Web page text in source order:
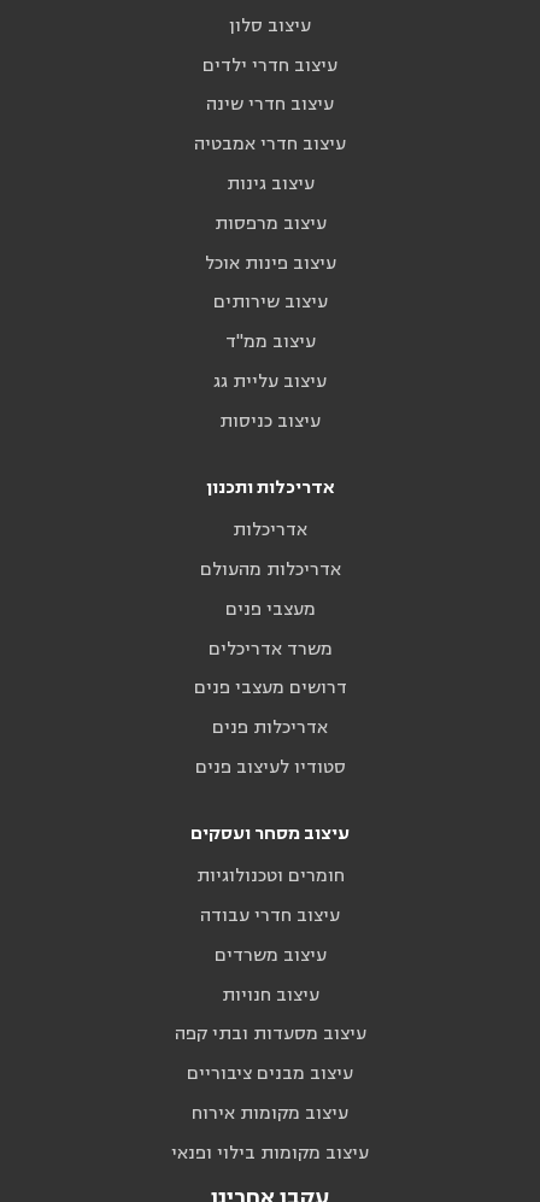
עיצוב סלון
עיצוב חדרי ילדים
עיצוב חדרי שינה
עיצוב חדרי אמבטיה
עיצוב גינות
עיצוב מרפסות
עיצוב פינות אוכל
עיצוב שירותים
עיצוב ממ"ד
עיצוב עליית גג
עיצוב כניסות
אדריכלות ותכנון
אדריכלות
אדריכלות מהעולם
מעצבי פנים
משרד אדריכלים
דרושים מעצבי פנים
אדריכלות פנים
סטודיו לעיצוב פנים
עיצוב מסחר ועסקים
חומרים וטכנולוגיות
עיצוב חדרי עבודה
עיצוב משרדים
עיצוב חנויות
עיצוב מסעדות ובתי קפה
עיצוב מבנים ציבוריים
עיצוב מקומות אירוח
עיצוב מקומות בילוי ופנאי